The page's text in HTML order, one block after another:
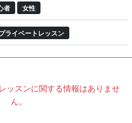
者 女性
ライベートレッスン
ッスンに関する情報はありませ
ん。